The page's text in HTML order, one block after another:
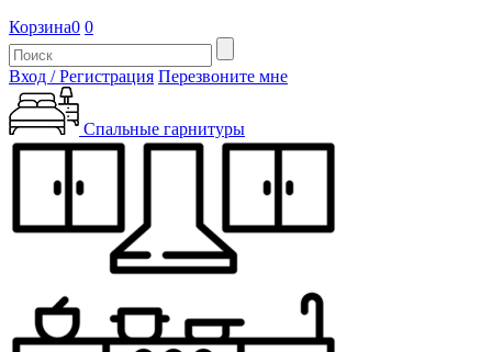
Корзина0 0
Вход / Регистрация Перезвоните мне
Спальные гарнитуры